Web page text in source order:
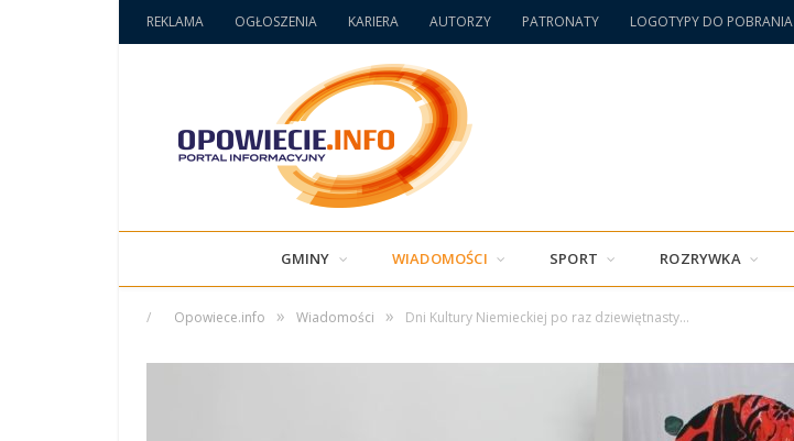
REKLAMA OGŁOSZENIA KARIERA AUTORZY PATRONATY LOGOTYPY DO POBRANIA
GMINY WIADOMOŚCI SPORT ROZRYWKA
/ Opowiece.info » Wiadomości » Dni Kultury Niemieckiej po raz dziewiętnasty…